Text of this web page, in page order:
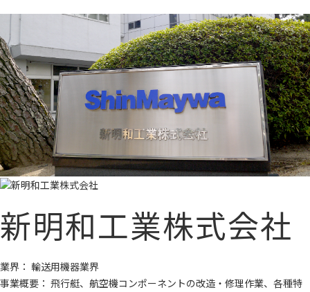
新明和工業株式会社
業界： 輸送用機器業界
事業概要： 飛行艇、航空機コンポーネントの改造・修理作業、各種特